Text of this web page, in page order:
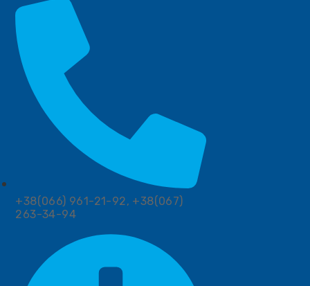
+38(066) 961-21-92, +38(067)
263-34-94